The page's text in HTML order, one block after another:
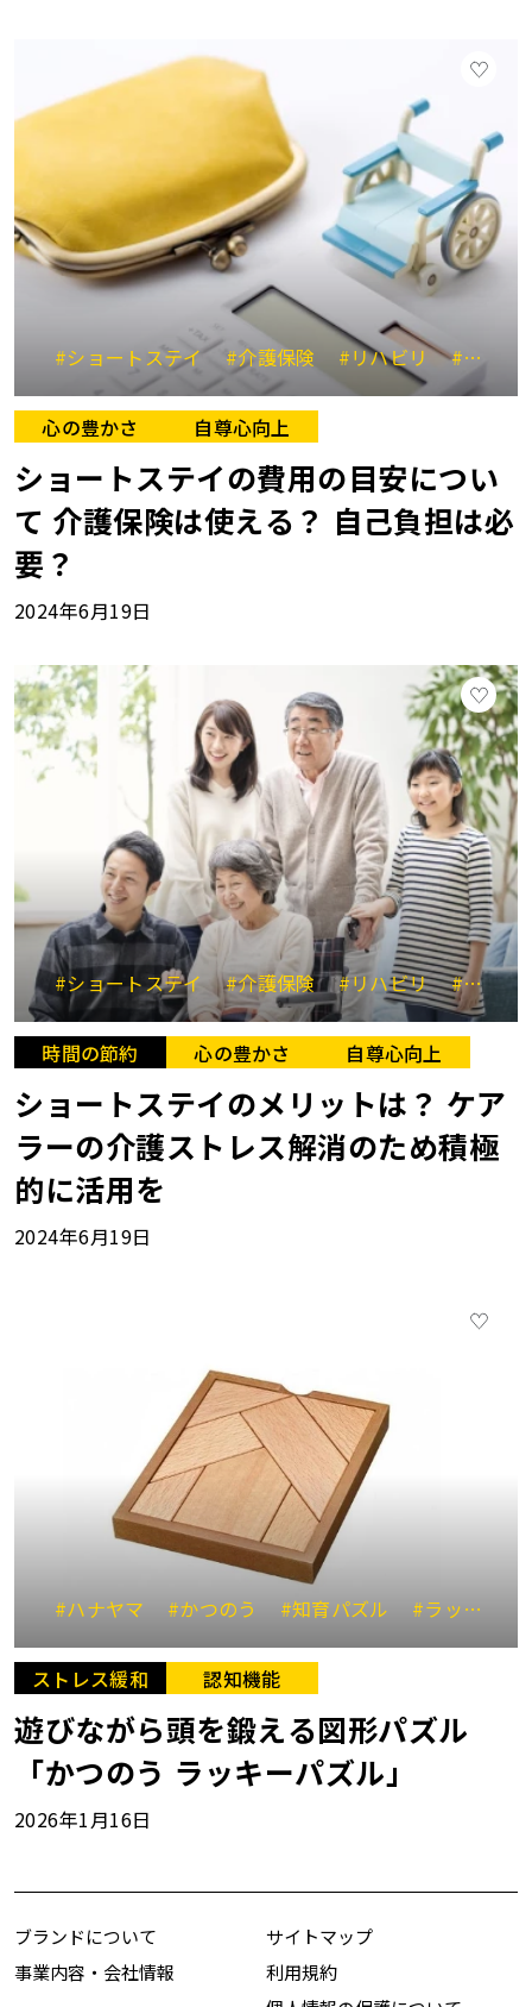
#ショートステイ #介護保険 #リハビリ #介護ストレス
心の豊かさ 自尊心向上
ショートステイの費用の目安につい
て 介護保険は使える？ 自己負担は必
要？
2024年6月19日
#ショートステイ #介護保険 #リハビリ #施設見学
時間の節約 心の豊かさ 自尊心向上
ショートステイのメリットは？ ケア
ラーの介護ストレス解消のため積極
的に活用を
2024年6月19日
#ハナヤマ #かつのう #知育パズル #ラッキーパズル
ストレス緩和 認知機能
遊びながら頭を鍛える図形パズル
「かつのう ラッキーパズル」
2026年1月16日
ブランドについて
事業内容・会社情報
サイトマップ
利用規約